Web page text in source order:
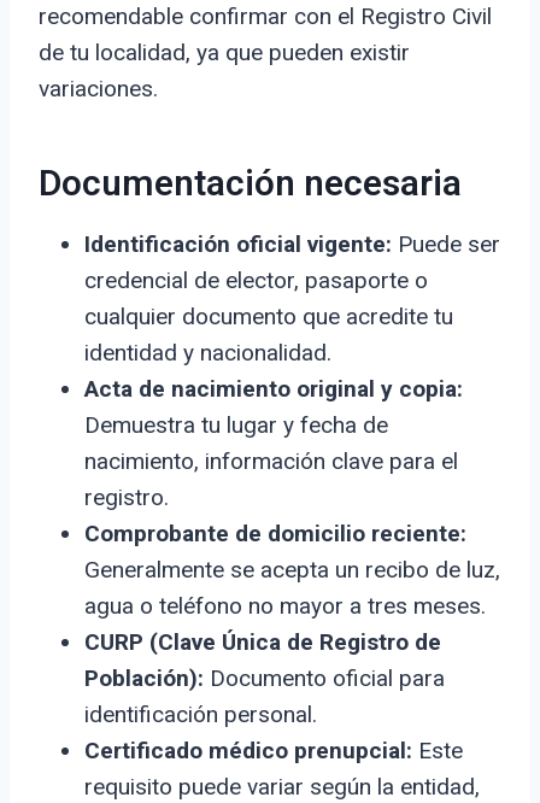
recomendable confirmar con el Registro Civil
de tu localidad, ya que pueden existir
variaciones.
Documentación necesaria
Identificación oficial vigente: Puede ser
credencial de elector, pasaporte o
cualquier documento que acredite tu
identidad y nacionalidad.
Acta de nacimiento original y copia:
Demuestra tu lugar y fecha de
nacimiento, información clave para el
registro.
Comprobante de domicilio reciente:
Generalmente se acepta un recibo de luz,
agua o teléfono no mayor a tres meses.
CURP (Clave Única de Registro de
Población): Documento oficial para
identificación personal.
Certificado médico prenupcial: Este
requisito puede variar según la entidad,